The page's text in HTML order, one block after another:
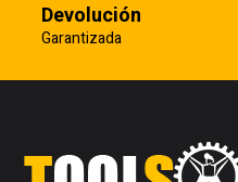
Devolución
Garantizada